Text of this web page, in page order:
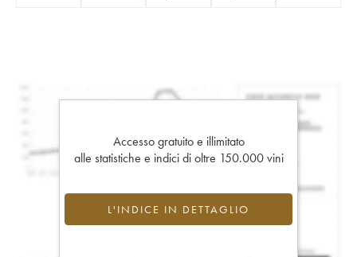
Accesso gratuito e illimitato
alle statistiche e indici di oltre 150.000 vini
L'INDICE IN DETTAGLIO